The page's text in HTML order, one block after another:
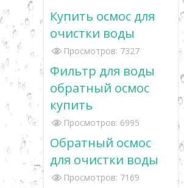
Купить осмос для
очистки воды
Просмотров: 7327
Фильтр для воды
обратный осмос
купить
Просмотров: 6995
Обратный осмос
для очистки воды
Просмотров: 7169